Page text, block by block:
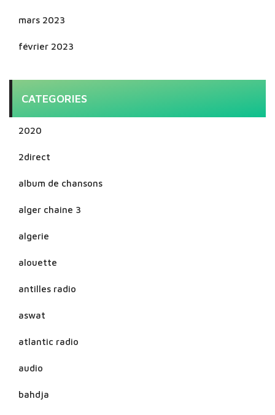
mars 2023
février 2023
CATEGORIES
2020
2direct
album de chansons
alger chaine 3
algerie
alouette
antilles radio
aswat
atlantic radio
audio
bahdja